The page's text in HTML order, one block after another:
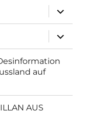
anzeigen
anzeigen
auf
AUS